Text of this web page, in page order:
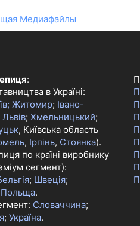
Медиафайлы
:
в Україні:
Житомир; Івано-
Львів; Хмельницький;
, Київська область
, Ірпінь, Стоянка).
по країні виробнику
сегмент):
; Швеція;
Польща.
Словаччина;
; Україна.